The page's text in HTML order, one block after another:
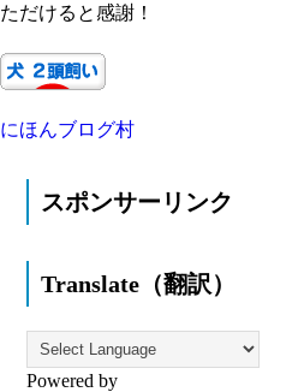
ただけると感謝！
にほんブログ村
スポンサーリンク
Translate（翻訳）
Powered by